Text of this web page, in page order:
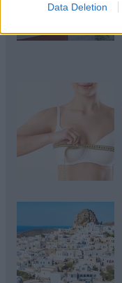
Data Deletion